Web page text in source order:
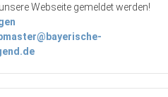
Webseite gemeldet werden!